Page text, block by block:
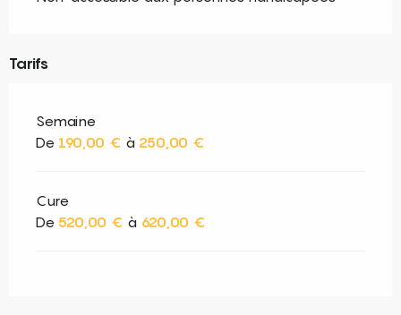
Tarifs
Semaine
De 190,00 € à 250,00 €
Cure
De 520,00 € à 620,00 €